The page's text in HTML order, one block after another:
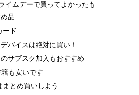
イムデーで買ってよかったも
品
ード
バイスは絶対に買い！
サブスク加入もおすすめ
も安いです
まとめ買いしよう